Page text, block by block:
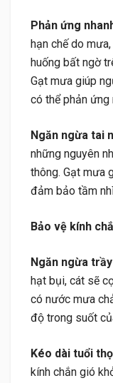
Phản ứng
hạn chế do
huống bất ngờ
Gạt mưa giúp
có thể phản ứng
Ngăn ngừa tai
những nguyên
thông. Gạt mưa
đảm bảo tầm
Bảo vệ kính
Ngăn ngừa
hạt bụi, cát sẽ
có nước mưa
độ trong suốt
Kéo dài tuổi
kính chắn gió